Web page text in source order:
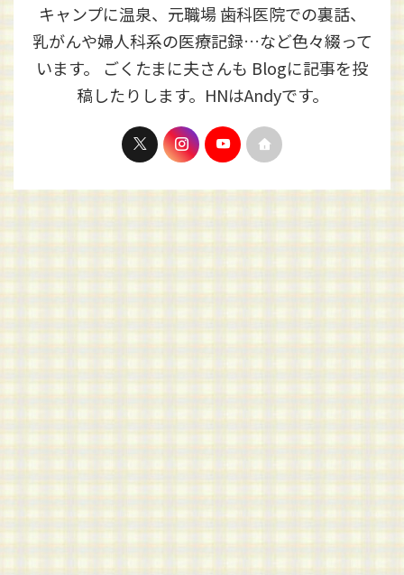
キャンプに温泉、元職場 歯科医院での裏話、
乳がんや婦人科系の医療記録…など色々綴って
います。 ごくたまに夫さんも Blogに記事を投
稿したりします。HNはAndyです。